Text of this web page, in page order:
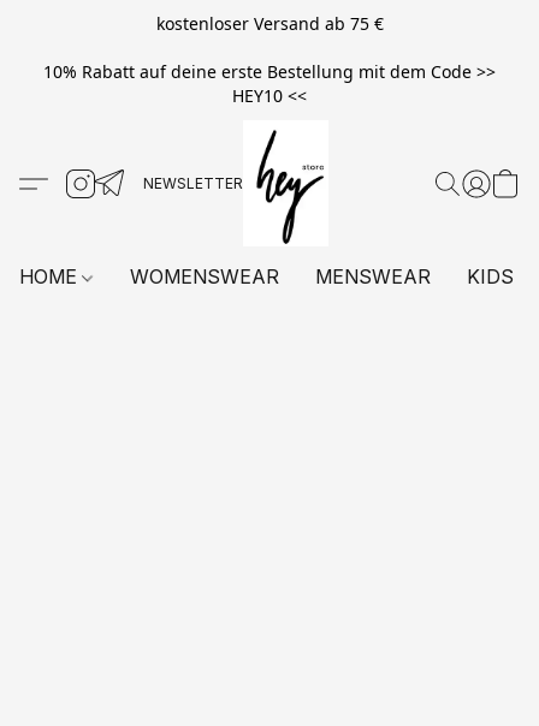
kostenloser Versand ab 75 €
10% Rabatt auf deine erste Bestellung mit dem Code >>
HEY10 <<
HOME WOMENSWEAR MENSWEAR KIDS